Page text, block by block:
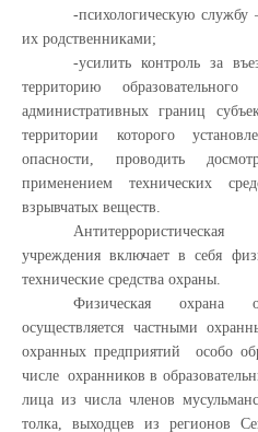
-психологическую
их родственниками;
-усилить контроль за
территорию
административных границ
территории которого
опасности, проводить
применением технических
взрывчатых веществ.
учреждения включает в себя
технические средства охраны.
Физическая охрана
осуществляется частными
охранных предприятий особо
числе охранников в
лица из числа членов
толка, выходцев из регионов